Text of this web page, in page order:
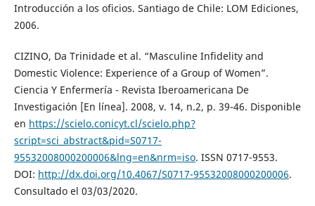
Introducción a los oficios. Santiago de Chile: LOM Ediciones,
2006.
CIZINO, Da Trinidade et al. “Masculine Infidelity and
Domestic Violence: Experience of a Group of Women”.
Ciencia Y Enfermería - Revista Iberoamericana De
Investigación [En línea]. 2008, v. 14, n.2, p. 39-46. Disponible
en https://scielo.conicyt.cl/scielo.php?
script=sci_abstract&pid=S0717-
95532008000200006&lng=en&nrm=iso. ISSN 0717-9553.
DOI: http://dx.doi.org/10.4067/S0717-95532008000200006.
Consultado el 03/03/2020.